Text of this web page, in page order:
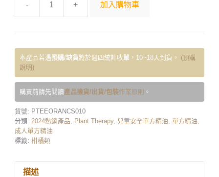
- + 加入購物車
本產品若遇預購/缺貨將於週四統計收單，10~18天到貨。 (預購
說明)
購買前請先閱讀產品撿貨/出貨/包裝作業原則 。
貨號: PTEEORANCS010
分類: 2024熱銷產品 Plant Therapy, 兒童安全單方精油 單方精油
成人單方精油
標籤: 柑橘類
描述